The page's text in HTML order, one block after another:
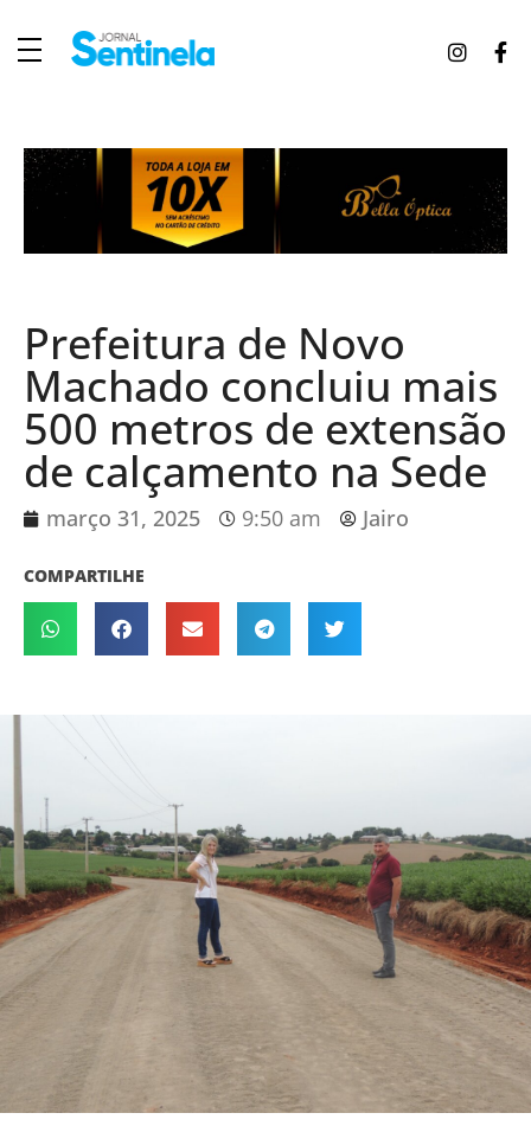
Prefeitura de Novo
Machado concluiu mais
500 metros de extensão
de calçamento na Sede
março 31, 2025 9:50 am Jairo
COMPARTILHE